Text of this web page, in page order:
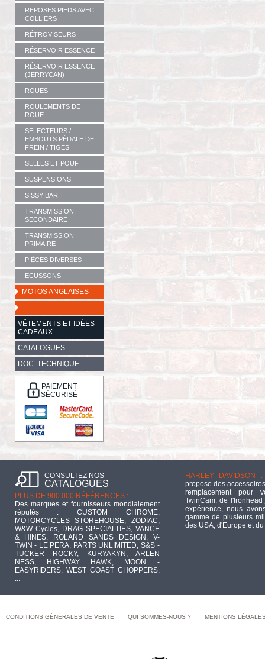
REPOSES PIEDS AVEC
COLLIERS
RÉTROVISEURS
RÉSERVOIR ESSENCE
RÉSERVOIR ESSENCE
(JERRYCAN)
ROUES
ROULEMENTS DE
ROUE
SELECTEURS /
EMBOUTS PÉDALE DE
FREIN / TIGES
SELLES ET POUF
SUSPENSIONS
SISSY BAR
TRANSMISSION
SECONDAIRE
TRANSMISSION
PRIMAIRE
PIÈCES DIVERSES
ECUSSONS
MOTOS ANGLAISES
-
VÊTEMENTS ET IDÉES
CADEAUX
CATALOGUES
DOC. TECHNIQUE
PAIEMENT
SÉCURISÉ
CONSULTEZ NOS
CATALOGUES
PLUS DE 900 000 RÉFÉRENCES :
Des marques et fournisseurs mondialement
réputés : CUSTOM CHROME,
MOTORCYCLES STOREHOUSE, ZODIAC,
W&W Cycles, DRAG SPECIALTIES, VANCE
& HINES, ROLAND SANDS DESIGN, V-
TWIN - LE PERA, PARTS UNLIMITED, S&S -
TUCKER ROCKY, KURYAKYN, ARLEN
NESS, HIGHWAY HAWK, MOON -
EASYRIDERS, WEST COAST CHOPPERS,
...
HARLEY DAVIDSON :
propose des
remplacement pour
TwinCam, de
expérience, nous
gamme de plusieurs
des USA, d'Europe et
CONDITIONS GÉNÉRALES DE VENTE QUI SOMMES-NOUS ? MENTIONS